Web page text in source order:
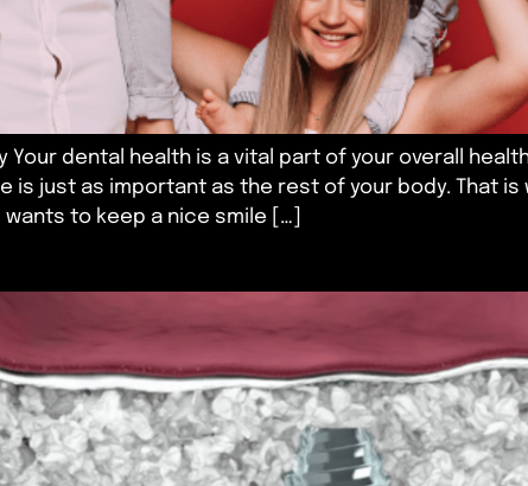
Your dental health is a vital part of your overall
is just as important as the rest of your body. That
to keep a nice smile […]